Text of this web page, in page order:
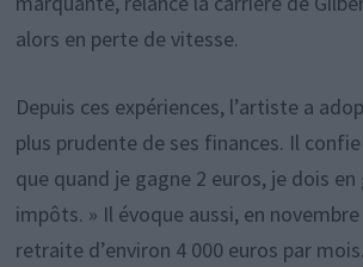
alors en perte de vitesse.
Depuis ces expériences, l’artiste a
plus prudente de ses finances. Il confie
que quand je gagne 2 euros, je dois
impôts. » Il évoque aussi, en
retraite d’environ 4 000 euros par